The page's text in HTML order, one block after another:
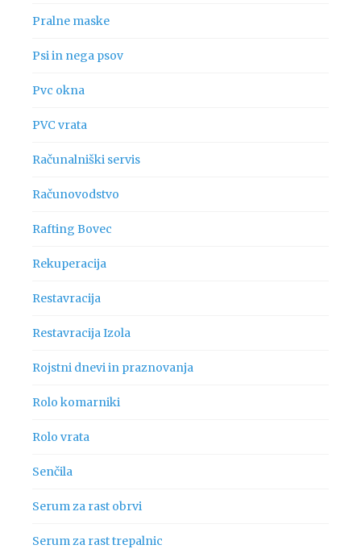
Pralne maske
Psi in nega psov
Pvc okna
PVC vrata
Računalniški servis
Računovodstvo
Rafting Bovec
Rekuperacija
Restavracija
Restavracija Izola
Rojstni dnevi in praznovanja
Rolo komarniki
Rolo vrata
Senčila
Serum za rast obrvi
Serum za rast trepalnic